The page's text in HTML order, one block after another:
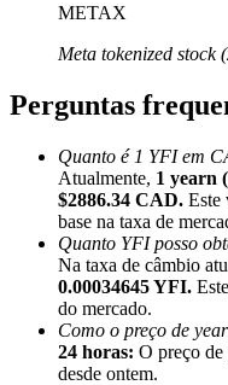
Até 65% de comissões!
Indicação
Convide um amigo
BTC Welcome Rewards
METAX
Meta tokenized stock
Perguntas
Quanto é 1 YFI em
Atualmente, 1 yearn
$2886.34 CAD. Este
base na taxa de
Quanto YFI posso
Na taxa de câmbio
0.00034645 YFI.
do mercado.
Como o preço de
24 horas: O preço de
desde ontem.